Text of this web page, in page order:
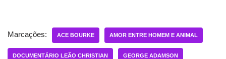
Marcações: ACE BOURKE AMOR ENTRE HOMEM E ANIMAL
DOCUMENTÁRIO LEÃO CHRISTIAN GEORGE ADAMSON